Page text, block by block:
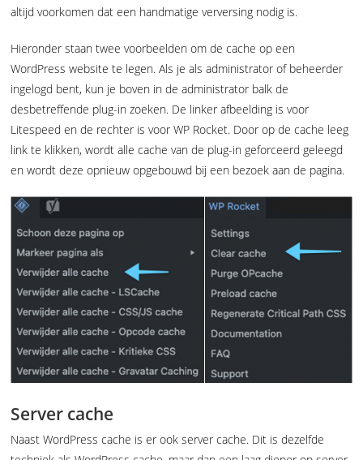
altijd voorkomen dat een handmatige verversing nodig is.
Hieronder staan twee voorbeelden om de cache op een
WordPress website te legen. Als je als administrator of beheerder
ingelogd bent, kun je boven in de administrator balk de
desbetreffende plug-in zoeken. De linker afbeelding is voor
Litespeed en de rechter is voor WP Rocket. Door op de cache leeg
link te klikken, wordt alle cache van de plug-in geforceerd geleegd
en wordt deze opnieuw opgebouwd bij een bezoek aan de pagina.
Server cache
Naast WordPress cache is er ook server cache. Dit is dezelfde